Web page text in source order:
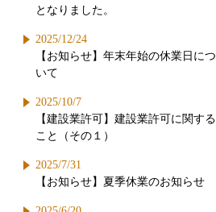
となりました。
2025/12/24
【お知らせ】年末年始の休業日につ
いて
2025/10/7
【建設業許可】建設業許可に関する
こと（その１）
2025/7/31
【お知らせ】夏季休業のお知らせ